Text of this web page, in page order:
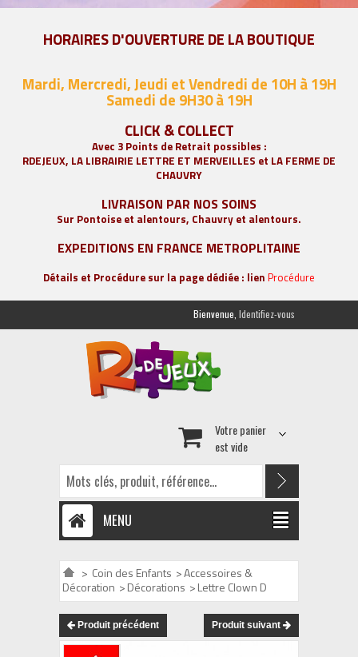
HORAIRES D'OUVERTURE DE LA BOUTIQUE
Mardi, Mercredi, Jeudi et Vendredi de 10H à 19H
Samedi de 9H30 à 19H
CLICK & COLLECT
Avec 3 Points de Retrait possibles :
RDEJEUX, LA LIBRAIRIE LETTRE ET MERVEILLES et LA FERME DE
CHAUVRY
LIVRAISON PAR NOS SOINS
Sur Pontoise et alentours, Chauvry et alentours.
EXPEDITIONS EN FRANCE METROPLITAINE
Détails et Procédure sur la page dédiée : lien Procédure
Bienvenue, Identifiez-vous
Votre panier
est vide
MENU
> Coin des Enfants >Accessoires &
Décoration >Décorations >Lettre Clown D
Produit précédent Produit suivant